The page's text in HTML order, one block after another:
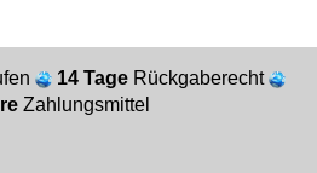
14 Tage Rückgaberecht
Zahlungsmittel